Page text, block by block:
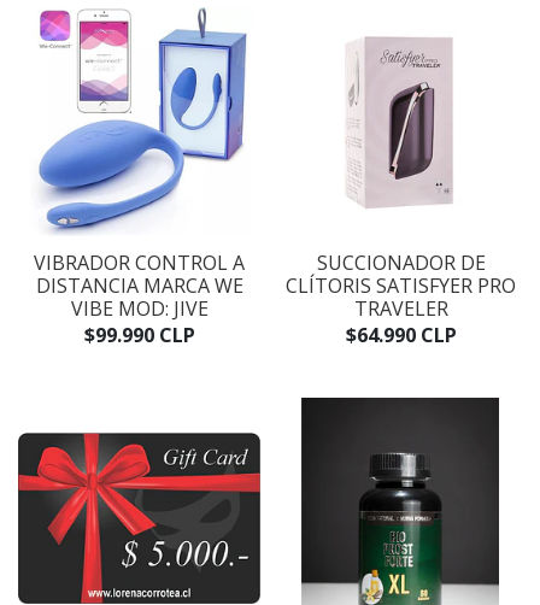
VIBRADOR CONTROL A
DISTANCIA MARCA WE
VIBE MOD: JIVE
$99.990 CLP
SUCCIONADOR DE
CLÍTORIS SATISFYER PRO
TRAVELER
$64.990 CLP